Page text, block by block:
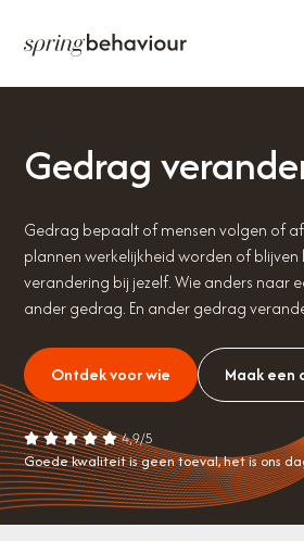
35.000+ deelnemers
Gedrag
Gedrag bepaalt of mensen volgen of
plannen werkelijkheid worden of
verandering bij jezelf. Wie anders naar
ander gedrag. En ander gedrag
Ontdek voor wie Maak een
Goede kwaliteit is geen toeval, het is ons